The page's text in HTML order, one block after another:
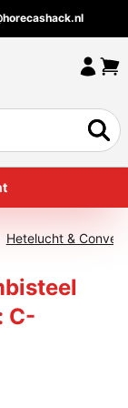
Hetelucht &
C-